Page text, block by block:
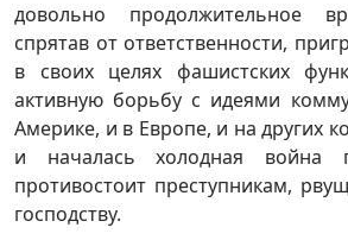
довольно продолжительное
спрятав от ответственности,
в своих целях фашистских
активную борьбу с идеями
Америке, и в Европе, и на других
и началась холодная война
противостоит преступникам,
господству.